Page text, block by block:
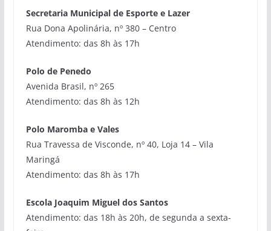
Secretaria Municipal de Esporte e Lazer
Rua Dona Apolinária, nº 380 – Centro
Atendimento: das 8h às 17h
Polo de Penedo
Avenida Brasil, nº 265
Atendimento: das 8h às 12h
Polo Maromba e Vales
Rua Travessa de Visconde, nº 40, Loja 14 – Vila
Maringá
Atendimento: das 8h às 17h
Escola Joaquim Miguel dos Santos
Atendimento: das 18h às 20h, de segunda a sexta-